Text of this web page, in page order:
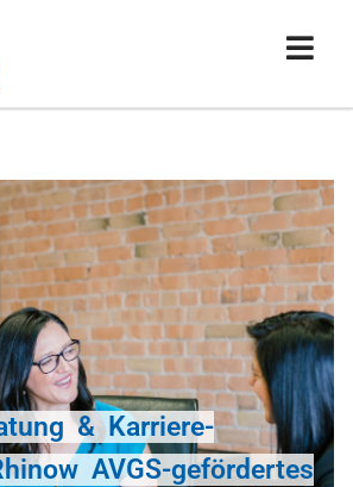
& Karriere-
AVGS-gefördertes